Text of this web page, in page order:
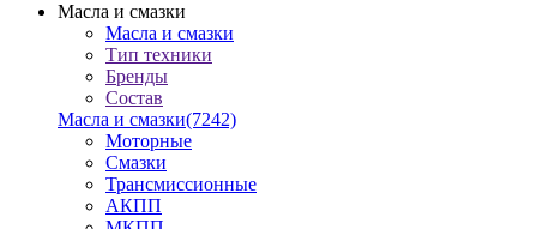
Масла и смазки
Масла и смазки
Тип техники
Бренды
Состав
Масла и смазки(7242)
Моторные
Смазки
Трансмиссионные
АКПП